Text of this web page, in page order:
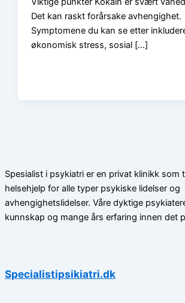
Det kan raskt forårsake avhengighet.
Symptomene du kan se etter
økonomisk stress, sosial […]
Spesialist i psykiatri er en privat klinikk som
helsehjelp for alle typer psykiske lidelser og
avhengighetslidelser. Våre dyktige
kunnskap og mange års erfaring innen det
Specialistipsikiatri.dk